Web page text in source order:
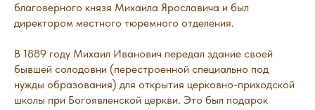
благоверного князя Михаила Ярославича и был
директором местного тюремного отделения.
В 1889 году Михаил Иванович передал здание своей
бывшей солодовни (перестроенной специально под
нужды образования) для открытия церковно-приходской
школы при Богоявленской церкви. Это был подарок